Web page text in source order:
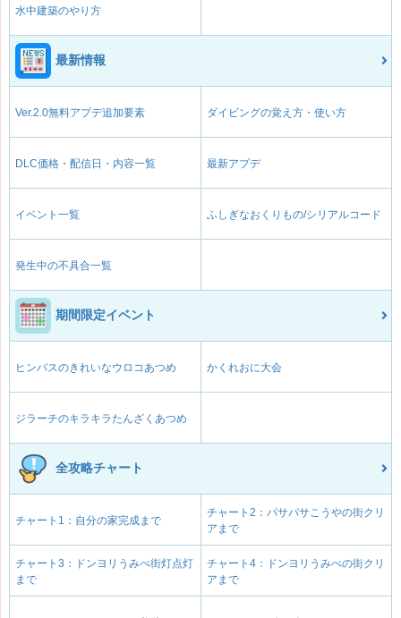
水中建築のやり方
最新情報
Ver.2.0無料アプデ追加要素 ダイビングの覚え方・使い方
DLC価格・配信日・内容一覧 最新アプデ
イベント一覧 ふしぎなおくりもの/シリアルコード
発生中の不具合一覧
期間限定イベント
ヒンバスのきれいなウロコあつめ かくれおに大会
ジラーチのキラキラたんざくあつめ
全攻略チャート
チャート1：自分の家完成まで
チャート2：パサパサこうやの街クリ
アまで
チャート3：ドンヨリうみべ街灯点灯
まで
チャート4：ドンヨリうみべの街クリ
アまで